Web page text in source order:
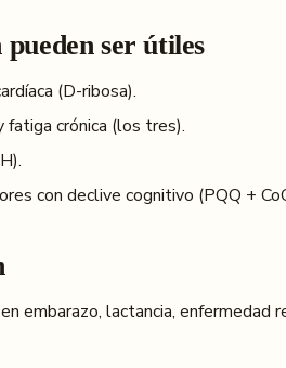
ser útiles
(D-ribosa).
fatiga crónica (los tres).
con declive cognitivo (PQQ +
embarazo, lactancia, enfermedad